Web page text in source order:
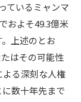
ているミャンマ
およそ49.3億米
上述のとお
はその可能性
る深刻な人権
数十年先まで